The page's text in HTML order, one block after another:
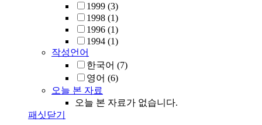
1999 (3)
1998 (1)
1996 (1)
1994 (1)
작성언어
한국어 (7)
영어 (6)
오늘 본 자료
오늘 본 자료가 없습니다.
패싯닫기